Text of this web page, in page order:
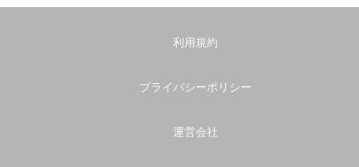
利用規約
プライバシーポリシー
運営会社